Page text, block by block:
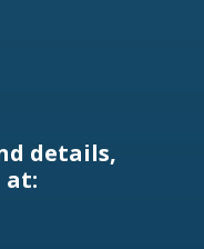
details,
at: